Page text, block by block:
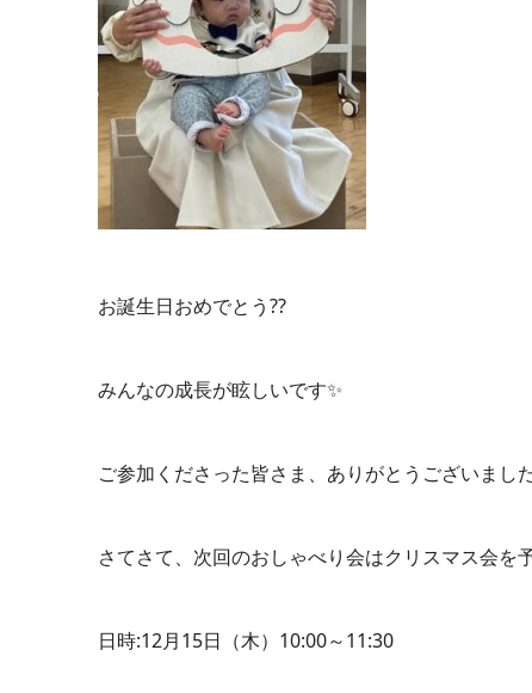
お誕生日おめでとう??
みんなの成長が眩しいです✨
ご参加くださった皆さま、ありがとうございまし
さてさて、次回のおしゃべり会はクリスマス会を
日時:12月15日（木） 10:00～11:30